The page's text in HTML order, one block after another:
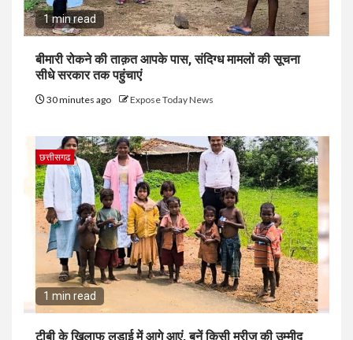
1 min read
बीमारी रोकने की ताक़त आपके पास, संदिग्ध मामलों की सूचना
सीधे सरकार तक पहुंचाएं
30 minutes ago Expose Today News
छत्तीसगढ
1 min read
टीबी के खिलाफ लड़ाई में आगे आएं, बनें किसी मरीज की उम्मीद